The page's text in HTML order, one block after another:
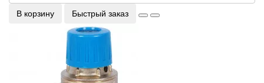
В корзину Быстрый заказ